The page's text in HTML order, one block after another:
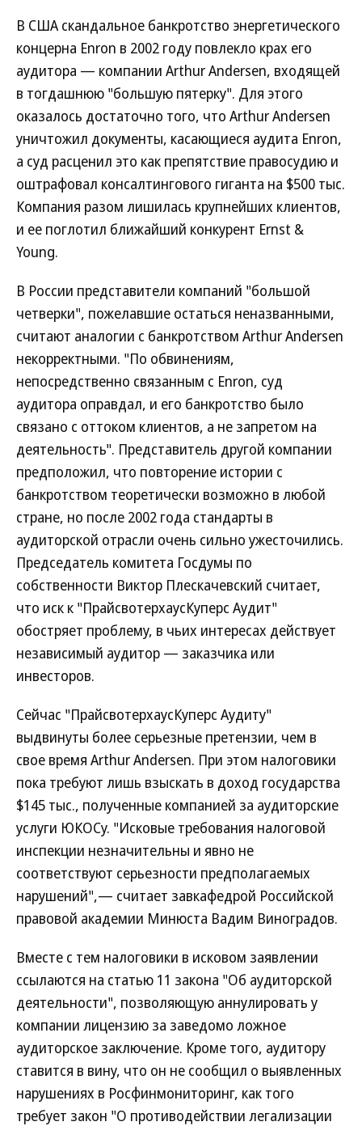
В США скандальное банкротство энергетического
концерна Enron в 2002 году повлекло крах его
аудитора — компании Arthur Andersen, входящей
в тогдашнюю "большую пятерку". Для этого
оказалось достаточно того, что Arthur Andersen
уничтожил документы, касающиеся аудита Enron,
а суд расценил это как препятствие правосудию и
оштрафовал консалтингового гиганта на $500 тыс.
Компания разом лишилась крупнейших клиентов,
и ее поглотил ближайший конкурент Ernst &
Young.
В России представители компаний "большой
четверки", пожелавшие остаться неназванными,
считают аналогии с банкротством Arthur Andersen
некорректными. "По обвинениям,
непосредственно связанным с Enron, суд
аудитора оправдал, и его банкротство было
связано с оттоком клиентов, а не запретом на
деятельность". Представитель другой компании
предположил, что повторение истории с
банкротством теоретически возможно в любой
стране, но после 2002 года стандарты в
аудиторской отрасли очень сильно ужесточились.
Председатель комитета Госдумы по
собственности Виктор Плескачевский считает,
что иск к "ПрайсвотерхаусКуперс Аудит"
обостряет проблему, в чьих интересах действует
независимый аудитор — заказчика или
инвесторов.
Сейчас "ПрайсвотерхаусКуперс Аудиту"
выдвинуты более серьезные претензии, чем в
свое время Arthur Andersen. При этом налоговики
пока требуют лишь взыскать в доход государства
$145 тыс., полученные компанией за аудиторские
услуги ЮКОСу. "Исковые требования налоговой
инспекции незначительны и явно не
соответствуют серьезности предполагаемых
нарушений",— считает завкафедрой Российской
правовой академии Минюста Вадим Виноградов.
Вместе с тем налоговики в исковом заявлении
ссылаются на статью 11 закона "Об аудиторской
деятельности", позволяющую аннулировать у
компании лицензию за заведомо ложное
аудиторское заключение. Кроме того, аудитору
ставится в вину, что он не сообщил о выявленных
нарушениях в Росфинмониторинг, как того
требует закон "О противодействии легализации